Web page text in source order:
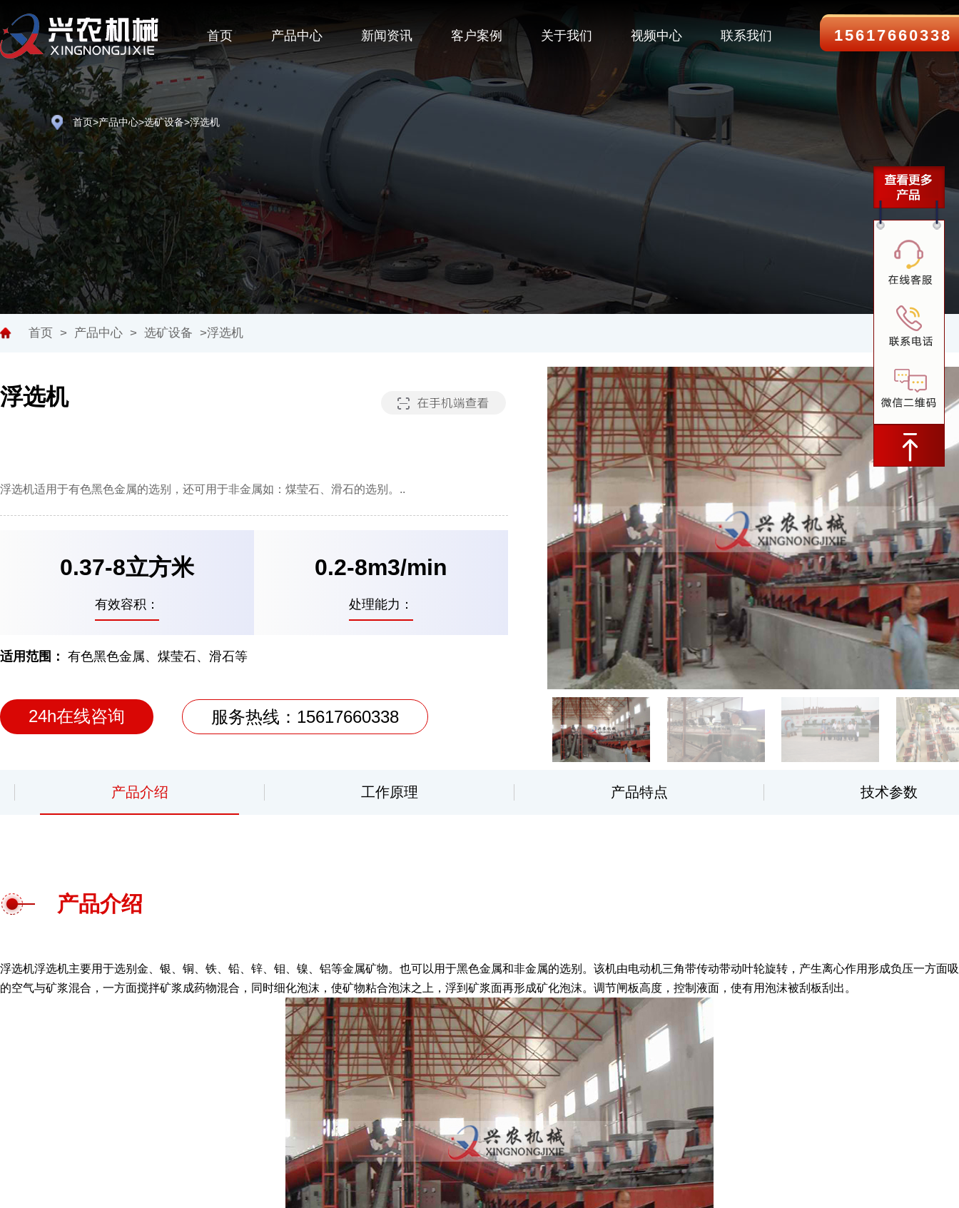
首页 产品中心 新闻资讯 客户案例 关于我们 视频中心 联系我们 15617660338
首页>产品中心>选矿设备>浮选机
首页 > 产品中心 > 选矿设备 >浮选机
浮选机
浮选机适用于有色黑色金属的选别，还可用于非金属如：煤莹石、滑石的选别。..
0.37-8立方米
有效容积：
0.2-8m3/min
处理能力：
适用范围： 有色黑色金属、煤莹石、滑石等
24h在线咨询 服务热线：15617660338
产品介绍 工作原理 产品特点 技术参数
产品介绍
浮选机浮选机主要用于选别金、银、铜、铁、铅、锌、钼、镍、铝等金属矿物。也可以用于黑色金属和非金属的选别。该机由电动机三角带传动带动叶轮旋转，产生离心作用形成负压一方面
的空气与矿浆混合，一方面搅拌矿浆成药物混合，同时细化泡沫，使矿物粘合泡沫之上，浮到矿浆面再形成矿化泡沫。调节闸板高度，控制液面，使有用泡沫被刮板刮出。